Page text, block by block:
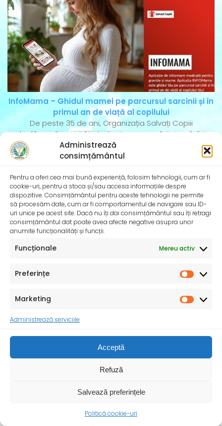
Administrează
consimțământul
Pentru a oferi cea mai bună experiență, folosim tehnologii, cum ar fi
cookie-uri, pentru a stoca și/sau accesa informațiile despre
dispozitive. Consimțământul pentru aceste tehnologii ne permite
să procesăm date, cum ar fi comportamentul de navigare sau ID-
uri unice pe acest site. Dacă nu îți dai consimțământul sau îți retragi
consimțământul dat poate avea afecte negative asupra unor
anumite funcționalități și funcții.
Funcționale Mereu activ
Preferințe
Marketing
Administrează serviciile
Acceptă
Refuză
Salvează preferințele
Politică cookie-uri
InfoMama – Ghidul mamei pe parcursul sarcinii și în
primul an de viață al copilului
De peste 35 de ani, Organizația Salvați Copiii
desfășoară activități dedicate promovării și apărării
drepturilor
Ziua Mondială a Sănătății – 7 aprilie 2025
Sănătatea mamei și copilului – o prioritate pentru un
viitor durabil ! Cu ocazia Zilei